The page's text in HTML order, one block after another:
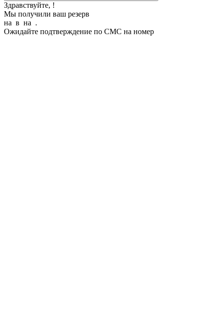
Здравствуйте, !
Мы получили ваш резерв
на в на .
Ожидайте подтверждение по СМС на номер